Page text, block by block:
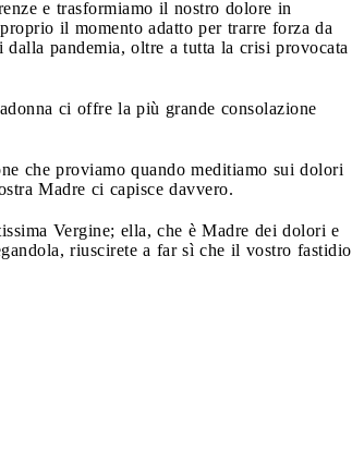
e trasformiamo il nostro dolore in
il momento adatto per trarre forza da
pandemia, oltre a tutta la crisi provocata
ci offre la più grande consolazione
che proviamo quando meditiamo sui dolori
Madre ci capisce davvero.
Vergine; ella, che è Madre dei dolori e
riuscirete a far sì che il vostro fastidio